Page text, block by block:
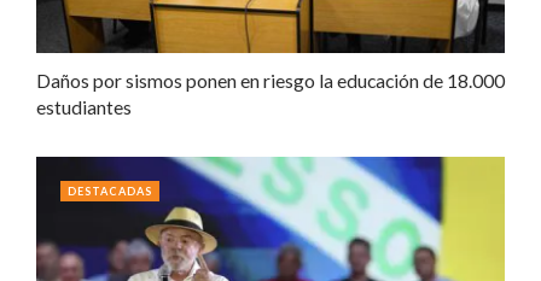
Daños por sismos ponen en riesgo la educación de 18.000
estudiantes
DESTACADAS